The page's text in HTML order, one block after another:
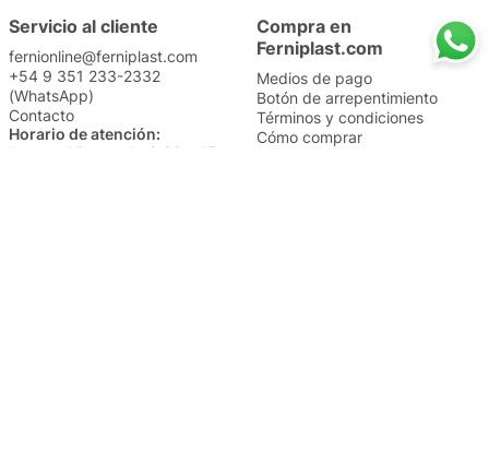
Servicio al cliente
fernionline@ferniplast.com
+54 9 351 233-2332
(WhatsApp)
Contacto
Horario de atención:
Lunes a Viernes de 8:30 a 17
Compra en
Ferniplast.com
Medios de pago
Botón de arrepentimiento
Términos y condiciones
Cómo comprar